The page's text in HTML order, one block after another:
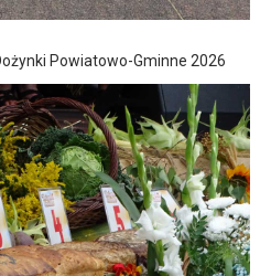
Powiatowo-Gminne 2026